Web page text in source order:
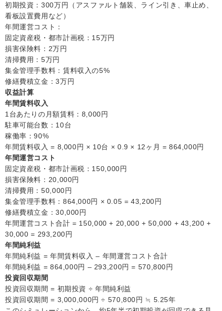
初期投資：300万円（アスファルト舗装、ライン引き、車止め、
看板設置費用など）
年間運営コスト：
固定資産税・都市計画税：15万円
損害保険料：2万円
清掃費用：5万円
集金管理手数料：賃料収入の5%
修繕費積立金：3万円
収益計算
年間賃料収入
1台あたりの月額賃料：8,000円
駐車可能台数：10台
稼働率：90%
年間賃料収入 = 8,000円 × 10台 × 0.9 × 12ヶ月 = 864,000円
年間運営コスト
固定資産税・都市計画税：150,000円
損害保険料：20,000円
清掃費用：50,000円
集金管理手数料：864,000円 × 0.05 = 43,200円
修繕費積立金：30,000円
年間運営コスト合計 = 150,000 + 20,000 + 50,000 + 43,200 +
30,000 = 293,200円
年間純利益
年間純利益 = 年間賃料収入 – 年間運営コスト合計
年間純利益 = 864,000円 – 293,200円 = 570,800円
投資回収期間
投資回収期間 = 初期投資 ÷ 年間純利益
投資回収期間 = 3,000,000円 ÷ 570,800円 ≒ 5.25年